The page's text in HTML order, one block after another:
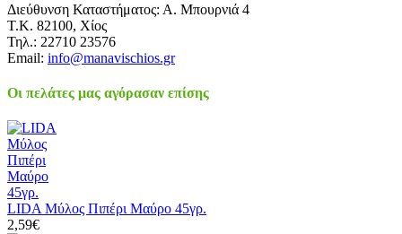
Διεύθυνση Καταστήματος: Α. Μπουρνιά 4
Τ.Κ. 82100, Χίος
Τηλ.: 22710 23576
Email: info@manavischios.gr
Οι πελάτες μας αγόρασαν επίσης
LIDA Μύλος Πιπέρι Μαύρο 45γρ.
2,59€